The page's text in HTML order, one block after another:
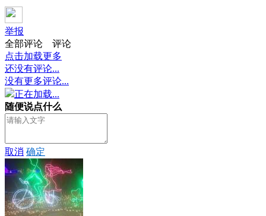
举报
全部评论
评论
点击加载更多
还没有评论...
没有更多评论...
正在加载...
随便说点什么
取消 确定